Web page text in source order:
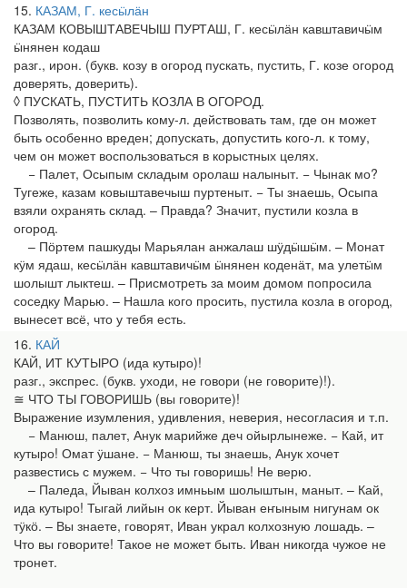
15 КАЗАМ, Г. кесӹлӓн
КАЗАМ КОВЫШТАВЕЧЫШ ПУРТАШ, Г. кесӹлӓн кавштавичӹм
ӹнянен кодаш
разг., ирон. (букв. козу в огород пускать, пустить, Г. козе огород
доверять, доверить).
◊ ПУСКАТЬ, ПУСТИТЬ КОЗЛА В ОГОРОД.
Позволять, позволить кому-л. действовать там, где он может
быть особенно вреден; допускать, допустить кого-л. к тому,
чем он может воспользоваться в корыстных целях.
− Палет, Осыпым складым оролаш налыныт. − Чынак мо?
Тугеже, казам ковыштавечыш пуртеныт. − Ты знаешь, Осыпа
взяли охранять склад. – Правда? Значит, пустили козла в
огород.
– Пӧртем пашкуды Марьялан анжалаш шӱдӹшӹм. – Монат
кӱм ядаш, кесӹлӓн кавштавичӹм ӹнянен коденӓт, ма улетӹм
шолышт лыктеш. – Присмотреть за моим домом попросила
соседку Марью. – Нашла кого просить, пустила козла в огород,
вынесет всё, что у тебя есть.
16 КАЙ
КАЙ, ИТ КУТЫРО (ида кутыро)!
разг., экспрес. (букв. уходи, не говори (не говорите)!).
≅ ЧТО ТЫ ГОВОРИШЬ (вы говорите)!
Выражение изумления, удивления, неверия, несогласия и т.п.
− Манюш, палет, Анук марийже деч ойырлынеже. − Кай, ит
кутыро! Омат ӱшане. − Манюш, ты знаешь, Анук хочет
развестись с мужем. − Что ты говоришь! Не верю.
– Паледа, Йыван колхоз имньым шолыштын, маныт. – Кай,
ида кутыро! Тыгай лийын ок керт. Йыван еҥыным нигунам ок
тӱкӧ. – Вы знаете, говорят, Иван украл колхозную лошадь. –
Что вы говорите! Такое не может быть. Иван никогда чужое не
тронет.